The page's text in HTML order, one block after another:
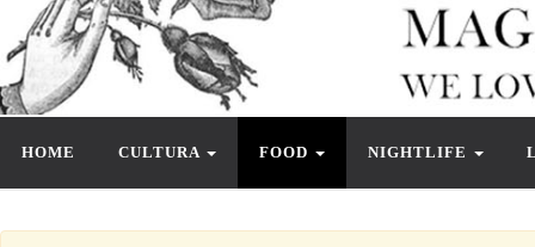
HOME CULTURA FOOD NIGHTLIFE